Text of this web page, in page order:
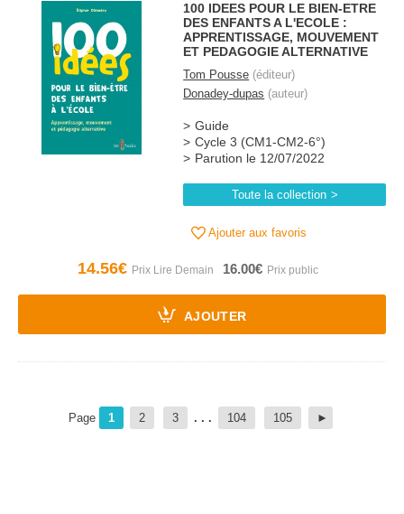
100 IDEES POUR LE BIEN-ETRE
DES ENFANTS A L'ECOLE :
APPRENTISSAGE, MOUVEMENT
ET PEDAGOGIE ALTERNATIVE
Tom Pousse (éditeur)
Donadey-dupas (auteur)
Guide
Cycle 3 (CM1-CM2-6°)
Parution le 12/07/2022
Toute la collection
Ajouter aux favoris
14.56€ 16.00€
AJOUTER
Page 1 2 3 . . . 104 105